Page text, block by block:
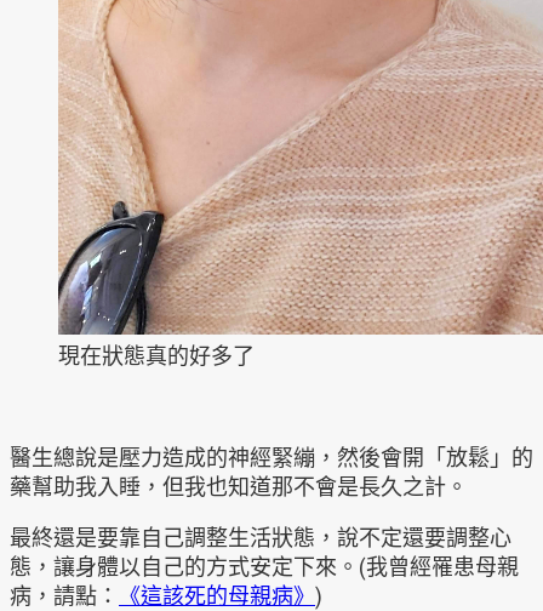
現在狀態真的好多了
醫生總說是壓力造成的神經緊繃，然後會開「放鬆」的
藥幫助我入睡，但我也知道那不會是長久之計。
最終還是要靠自己調整生活狀態，說不定還要調整心
態，讓身體以自己的方式安定下來。(我曾經罹患母親
病，請點：
《這該死的母親病》 )